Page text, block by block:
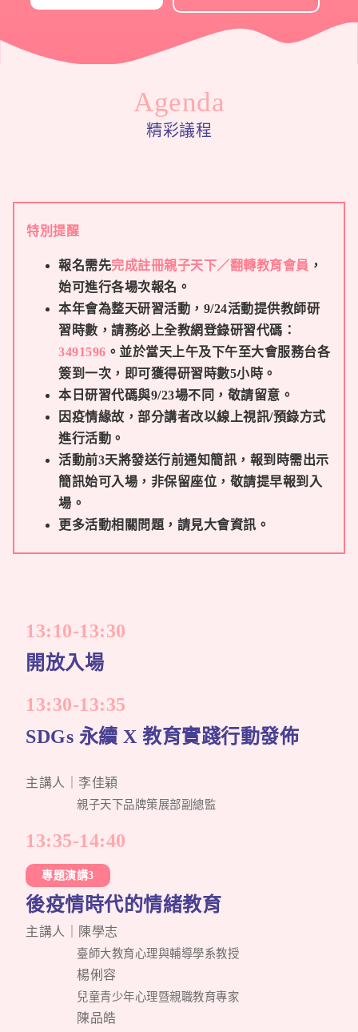
Agenda
精彩議程
特別提醒
報名需先完成註冊親子天下／翻轉教育會員 ，
始可進行各場次報名。
本年會為整天研習活動， 9/24活動提供教師研
習時數，請務必上全教網登錄研習代碼：
3491596 。並於當天上午及下午至大會服務台各
簽到一次，即可獲得研習時數5小時。
本日研習代碼與9/23場不同，敬請留意。
因疫情緣故，部分講者改以線上視訊/預錄方式
進行活動。
活動前3天將發送行前通知簡訊，報到時需出示
簡訊始可入場，非保留座位，敬請提早報到入
場。
更多活動相關問題，請見大會資訊 。
13:10-13:30
開放入場
13:30-13:35
SDGs 永續 X 教育實踐行動發佈
主講人｜李佳穎
親子天下品牌策展部副總監
13:35-14:40
專題演講3
後疫情時代的情緒教育
主講人｜陳學志
臺師大教育心理與輔導學系教授
楊俐容
兒童青少年心理暨親職教育專家
陳品皓